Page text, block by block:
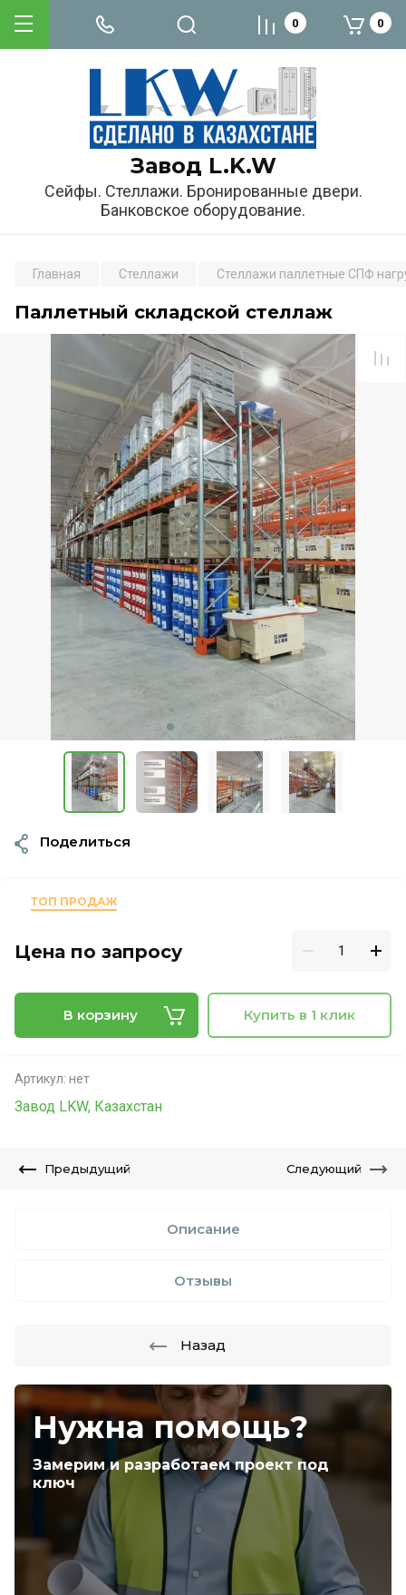
Завод L.K.W
Сейфы. Стеллажи. Бронированные двери.
Банковское оборудование.
0 0
Главная Стеллажи Стеллажи паллетные СПФ
Паллетный складской стеллаж
ТОП ПРОДАЖ
Цена по запросу
В корзину Купить в 1 клик
Артикул: нет
Завод LKW, Казахстан
Поделиться
Предыдущий Следующий
Описание
Отзывы
Назад
Нужна помощь?
Замерим и разработаем проект под
ключ